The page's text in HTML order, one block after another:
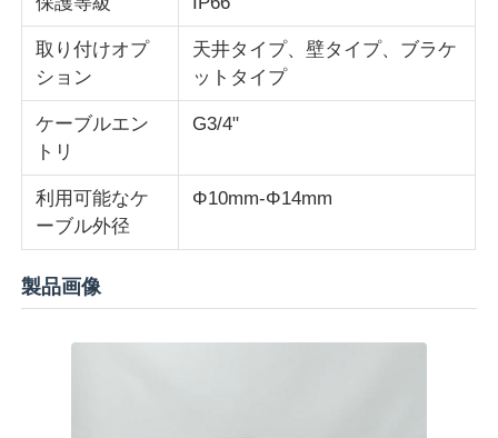
防爆ボックス
防爆スイッチ
防爆ケーブル腺
取り付けオプ
ション
天井タイプ、壁タイプ、ブラケ
ットタイプ
ケーブルエン
トリ
G3/4"
利用可能なケ
ーブル外径
Φ10mm-Φ14mm
製品画像